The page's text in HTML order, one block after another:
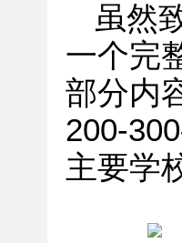
虽然
一个完
部分内
200-
主要学